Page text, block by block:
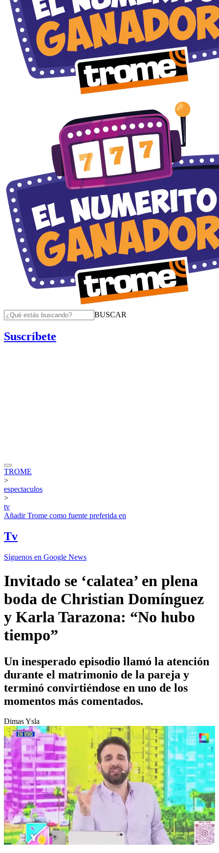
BUSCAR
Suscríbete
TROME
>
espectaculos
>
tv
AñadirTrome como fuente preferida en
Tv
Síguenos en Google News
Invitado se ‘calatea’ en plena
boda de Christian Domínguez
y Karla Tarazona: “No hubo
tiempo”
Un inesperado episodio llamó la atención
durante el matrimonio de la pareja y
terminó convirtiéndose en uno de los
momentos más comentados.
Dimas Ysla